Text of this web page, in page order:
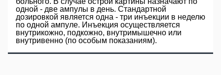
одной - две ампулы в день. Стандартной
дозировкой является одна - три инъекции в неделю
по одной ампуле. Инъекция осуществляется
внутрикожно, подкожно, внутримышечно или
внутривенно (по особым показаниям).